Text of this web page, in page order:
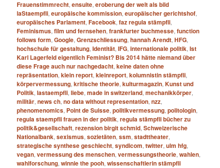
Frauenstimmrecht,ensuite,eroberung der welt als bild
laStaempfli,europäische kommission,europäischer gerichtshof,
europäisches Parlament,Facebook,faz regula stämpfli,
Feminismus,film und fernsehen,frankfurter buchmesse,function
follows form,Google,Grenzschliessung,hannah Arendt,HFG,
hochschule für gestaltung,Identität,IFG,internationale politik,Ist
Karl Lagerfeld eigentlich Feminist? Bis 2014 hätte niemand über
diese Frage auch nur nachgedacht,keine daten ohne
repräsentation,klein report,kleinreport,kolumnistin stämpfli,
körpervermessung,kritische theorie,kulturmagazin,Kunst und
Politik,lastaempfli,liebe,made in switzerland,mechanikkörper,
militär,news ch,no data without representation,nzz,
phenomenomics, Point de Suisse,politikvermessung,politologin,
regula staempfli frauen in der politik,regula stämpfli bücher zu
politik&gesellschaft,rezension birgit schmid,Schweizerische
Nationalbank,sexismus,sozietäten,ssm,stadttheater,
strategische synthese geschlecht,syndicom,twitter,ulm hfg,
vegan,vermessung des menschen,vermessungstheorie,wahlen,
wahlforschung,winnie the pooh,wissenschaftlerin stämpfli